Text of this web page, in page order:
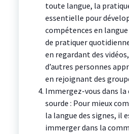
toute langue, la
essentielle pour
compétences en langue
de pratiquer
en regardant des
d’autres personnes
en rejoignant des
Immergez-vous dans
sourde : Pour mieux
la langue des signes, il
immerger dans la